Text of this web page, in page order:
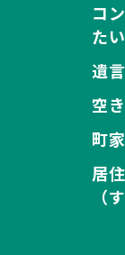
コ
たい
遺
空
町
居
（